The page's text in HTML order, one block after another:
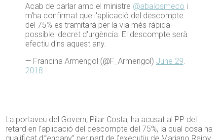
Acab de parlar amb el ministre @abalosmeco i
m'ha confirmat que l'aplicació del descompte
del 75% es tramitarà per la via més ràpida
possible: decret d'urgència. El descompte serà
efectiu dins aquest any.
— Francina Armengol (@F_Armengol) June 29,
2018
La portaveu del Govern, Pilar Costa, ha acusat al PP del
retard en l’aplicació del descompte del 75%, la qual cosa ha